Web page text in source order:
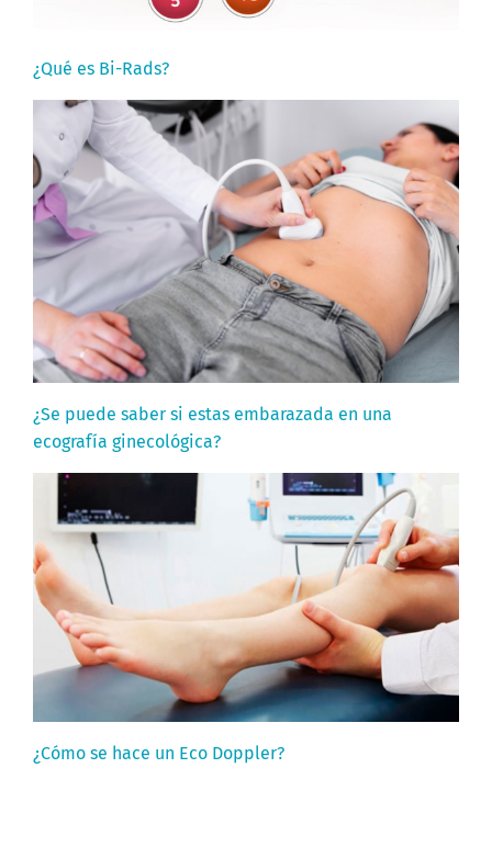
¿Qué es Bi-Rads?
¿Se puede saber si estas embarazada en una
ecografía ginecológica?
¿Cómo se hace un Eco Doppler?